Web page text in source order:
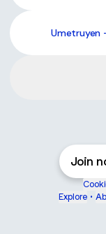
Umetruyen
Join
Explore •